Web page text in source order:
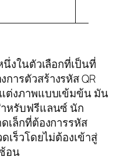
นึ่งในตัวเลือกที่เป็นที่
ารตัวสร้างรหัส QR
ต่งภาพแบบเข้มข้น มัน
หรับฟรีแลนซ์ นัก
เล็กที่ต้องการรหัส
เร็วโดยไม่ต้องเข้าสู่
อน